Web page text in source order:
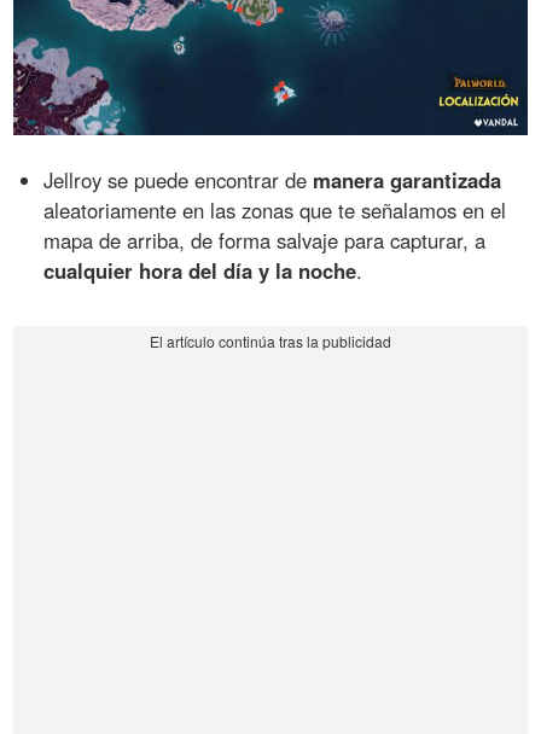
Jellroy se puede encontrar de manera garantizada
aleatoriamente en las zonas que te señalamos en el
mapa de arriba, de forma salvaje para capturar, a
cualquier hora del día y la noche.